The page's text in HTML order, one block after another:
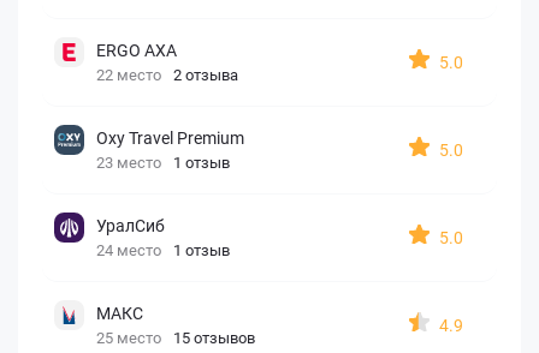
ERGO AXA
22 место 2 отзыва
5.0
Oxy Travel Premium
23 место 1 отзыв
5.0
УралСиб
24 место 1 отзыв
5.0
МАКС
25 место 15 отзывов
4.9